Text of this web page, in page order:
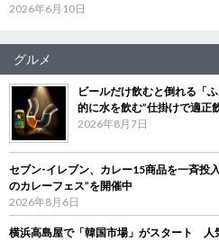
2026年6月10日
グルメ
ビールだけ飲むと倒れる「
的に水を飲む”仕掛けで適正
2026年8月7日
セブン‐イレブン、カレー15商品を一斉
のカレーフェス”を開催中
2026年8月6日
横浜高島屋で「韓国市場」がスタート 人